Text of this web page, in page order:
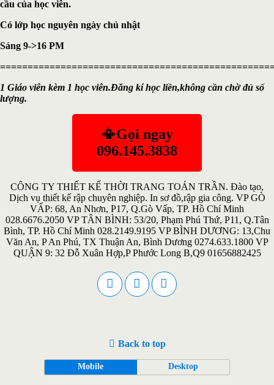
cầu của học viên.
Có lớp học nguyên ngày chủ nhật
Sáng 9->16 PM
1 Giáo viên kèm 1 học viên.Đăng kíhọc liền,không cần chờđủ số
lượng.
📳Gọi ngay
096.145.3838
CÔNG TY THIẾT KẾ THỜI TRANG TOÁN TRẦN. Đào tạo,
Dịch vụ thiết kế rập chuyên nghiệp. In sơ đồ,rập gia công. VP GÒ
VẤP: 68, An Nhơn, P17, Q.Gò Vấp, TP. Hồ Chí Minh
028.6676.2050 VP TÂN BÌNH: 53/20, Phạm Phú Thứ, P11, Q.Tân
Bình, TP. Hồ Chí Minh 028.2149.9195 VP BÌNH DƯƠNG: 13,Chu
Văn An, P An Phú, TX Thuận An, Bình Dương 0274.633.1800 VP
QUẬN 9: 32 Đỗ Xuân Hợp,P Phước Long B,Q9 01656882425
Back to top
Mobile Desktop